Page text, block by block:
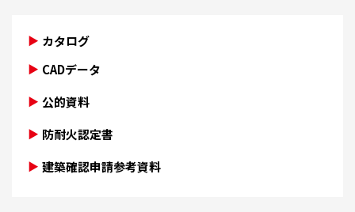
カタログ
CADデータ
公的資料
防耐火認定書
建築確認申請参考資料